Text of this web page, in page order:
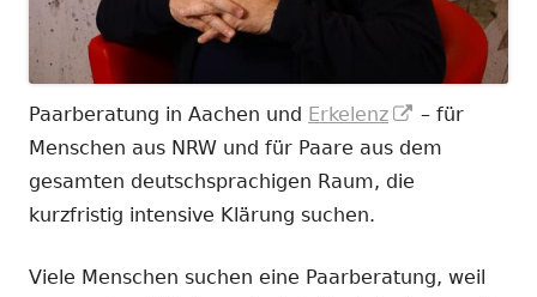
Paarberatung in Aachen und Erkelenz
In
neuem
– für
Menschen aus NRW und für Paare aus dem
gesamten deutschsprachigen Raum, die
kurzfristig intensive Klärung suchen.
Viele Menschen suchen eine Paarberatung, weil